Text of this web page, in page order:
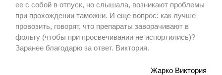
ее с собой в отпуск, но слышала, возникают проблемы
при прохождении таможни. И еще вопрос: как лучше
провозить, говорят, что препараты заворачивают в
фольгу (чтобы при просвечивании не испортились)?
Заранее благодарю за ответ. Виктория.
Жарко Виктория